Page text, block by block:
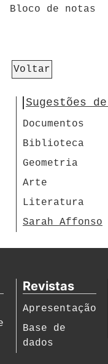
Bloco de notas
Voltar
Sugestões
Documentos
Biblioteca
Geometria
Arte
Literatura
Sarah Affonso
Revistas
Apresentação
Base de
dados